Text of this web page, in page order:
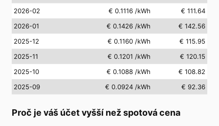
2026-02
€ 0.1116 /kWh
€ 111.64
2026-01
€ 0.1426 /kWh
€ 142.56
2025-12
€ 0.1160 /kWh
€ 115.95
2025-11
€ 0.1201 /kWh
€ 120.15
2025-10
€ 0.1088 /kWh
€ 108.82
2025-09
€ 0.0924 /kWh € 92.36
Proč je váš účet vyšší než spotová cena